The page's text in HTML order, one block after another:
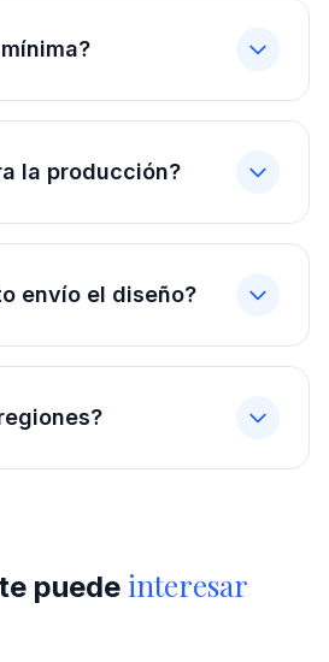
la producción?
envío el diseño?
puede interesar